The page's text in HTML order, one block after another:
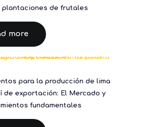
de frutales
more
para la producción de lima
de exportación: El Mercado y
fundamentales